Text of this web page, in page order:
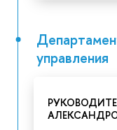
управления